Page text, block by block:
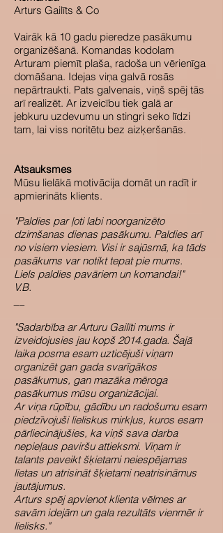
Arturs Gailīts & Co
Vairāk kā 10 gadu pieredze pasākumu
organizēšanā. Komandas kodolam
Arturam piemīt plaša, radoša un vērienīga
domāšana. Idejas viņa galvā rosās
nepārtraukti. Pats galvenais, viņš spēj tās
arī realizēt. Ar izveicību tiek galā ar
jebkuru uzdevumu un stingri seko līdzi
tam, lai viss noritētu bez aizķeršanās.
Atsauksmes
Mūsu lielākā motivācija domāt un radīt ir
apmierināts klients.
"Paldies par ļoti labi noorganizēto
dzimšanas dienas pasākumu. Paldies arī
no visiem viesiem. Visi ir sajūsmā, ka tāds
pasākums var notikt tepat pie mums.
Liels paldies pavāriem un komandai!"
V.B.
"Sadarbība ar Arturu Gailīti mums ir
izveidojusies jau kopš 2014.gada. Šajā
laika posma esam uzticējuši viņam
organizēt gan gada svarīgākos
pasākumus, gan mazāka mēroga
pasākumus mūsu organizācijai.
Ar viņa rūpību, gādību un radošumu esam
piedzīvojuši lieliskus mirkļus, kuros esam
pārliecinājušies, ka viņš sava darba
nepieļaus paviršu attieksmi. Viņam ir
talants paveikt šķietami neiespējamas
lietas un atrisināt šķietami neatrisināmus
jautājumus.
Arturs spēj apvienot klienta vēlmes ar
savām idejām un gala rezultāts vienmēr ir
lielisks."